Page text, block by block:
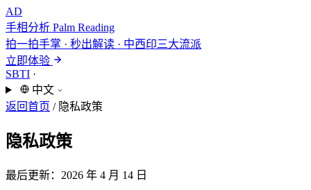
AD
手相分析 Palm Reading
拍一拍手掌 · 秒出解读 · 中西印三大流派
立即体验
SBTI ·
中文
返回首页 / 隐私政策
隐私政策
最后更新：2026 年 4 月 14 日